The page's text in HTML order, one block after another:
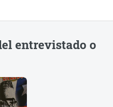
entrevistado o